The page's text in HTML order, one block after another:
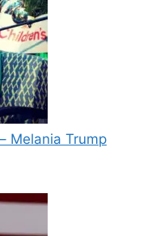
– Melania Trump